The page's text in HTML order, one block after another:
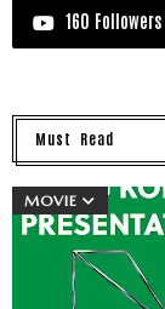
160 Followers
Must Read
MOVIE